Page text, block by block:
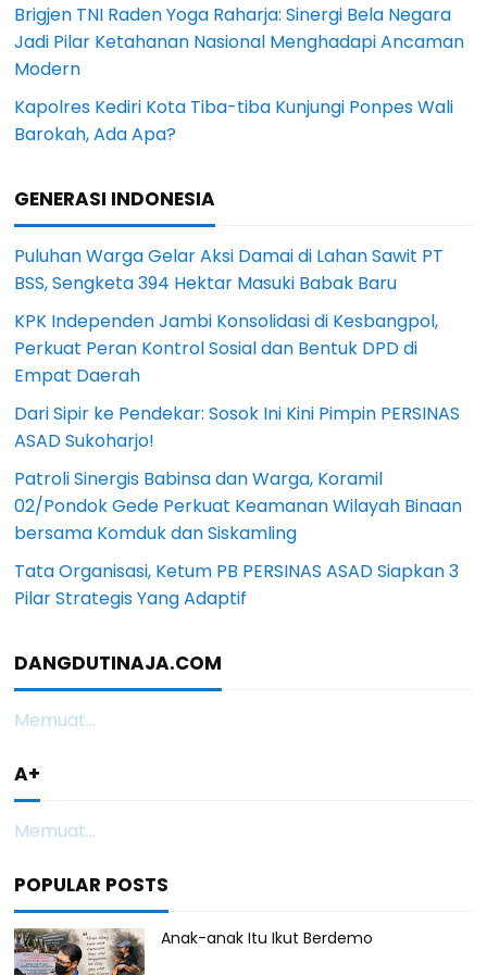
Brigjen TNI Raden Yoga Raharja: Sinergi Bela Negara
Jadi Pilar Ketahanan Nasional Menghadapi Ancaman
Modern
Kapolres Kediri Kota Tiba-tiba Kunjungi Ponpes Wali
Barokah, Ada Apa?
GENERASI INDONESIA
Puluhan Warga Gelar Aksi Damai di Lahan Sawit PT
BSS, Sengketa 394 Hektar Masuki Babak Baru
KPK Independen Jambi Konsolidasi di Kesbangpol,
Perkuat Peran Kontrol Sosial dan Bentuk DPD di
Empat Daerah
Dari Sipir ke Pendekar: Sosok Ini Kini Pimpin PERSINAS
ASAD Sukoharjo!
Patroli Sinergis Babinsa dan Warga, Koramil
02/Pondok Gede Perkuat Keamanan Wilayah Binaan
bersama Komduk dan Siskamling
Tata Organisasi, Ketum PB PERSINAS ASAD Siapkan 3
Pilar Strategis Yang Adaptif
DANGDUTINAJA.COM
Memuat...
A+
Memuat...
POPULAR POSTS
Anak-anak Itu Ikut Berdemo